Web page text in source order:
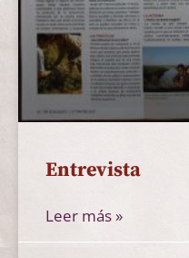
Entrevista
Leer más »